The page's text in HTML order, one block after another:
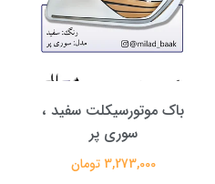
باک موتورسیکلت سفید ،
سوری پر
3,273,000 تومان